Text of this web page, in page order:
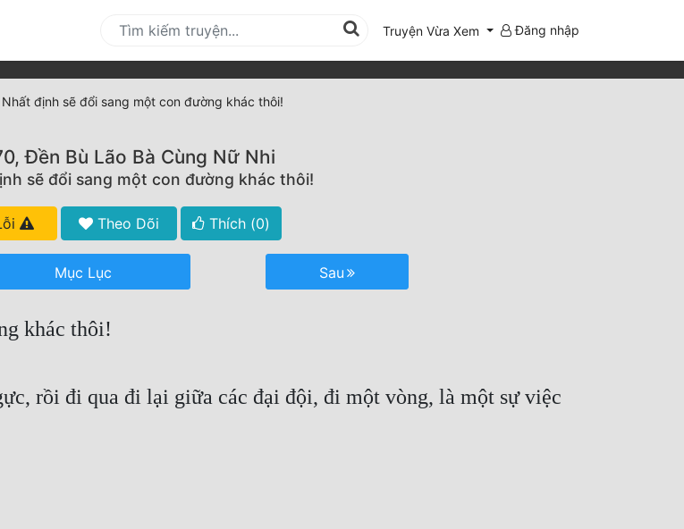
Truyện Vừa Xem Đăng nhập
định sẽ đổi sang một con đường khác thôi!
Đền Bù Lão Bà Cùng Nữ Nhi
sẽ đổi sang một con đường khác thôi!
Theo Dõi Thích (0)
Mục Lục Sau
khác thôi!
rồi đi qua đi lại giữa các đại đội, đi một vòng, là một sự việc